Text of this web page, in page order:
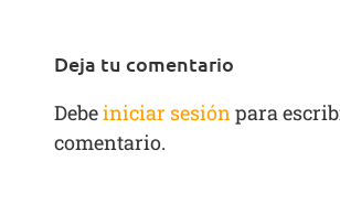
Deja tu comentario
Debeiniciar sesiónpara
comentario.